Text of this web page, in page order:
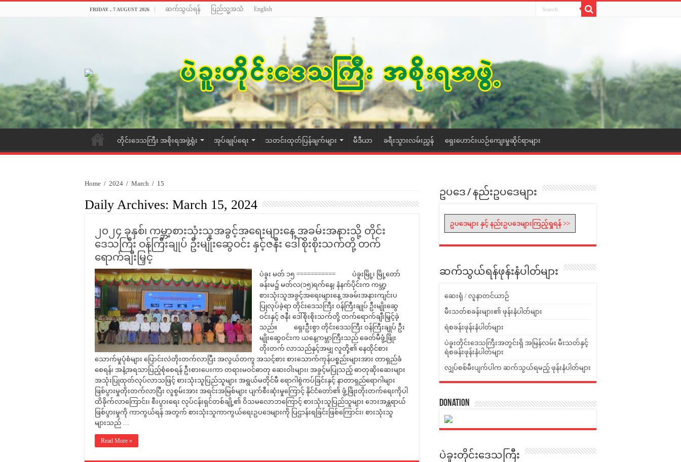
FRIDAY , 7 AUGUST 2026 ဆက်သွယ်ရန် ပြည်သူ့အသံ English
တိုင်းဒေသကြီး အစိုးရအဖွဲ့ရုံး အုပ်ချုပ်ရေး သတင်းထုတ်ပြန်ချက်များ မီဒီယာ ခရီးသွားလမ်းညွှန် ရှေးဟောင်းယဉ်ကျေးမှုဆိုင်ရာများ
Home / 2024 / March / 15
Daily Archives: March 15, 2024
၂၀၂၄ ခုနှစ်၊ ကမ္ဘာ့စားသုံးသူအခွင့်အရေးများနေ့ အခမ်းအနားသို့ တိုင်း
ဒေသကြီး ဝန်ကြီးချုပ် ဦးမျိုးဆွေဝင်း နှင့်ဇနီး ဒေါ်စိုးစိုးသက်တို့ တက်
ရောက်ချီးမြှင့်
ပဲခူး မတ် ၁၅ =========== ပဲခူးမြို့၊ မြို့တော်
ခန်းမ၌ မတ်လ(၁၅)ရက်နေ့၊ နံနက်ပိုင်းက ကမ္ဘာ့
စားသုံးသူအခွင့်အရေးများနေ့ အခမ်းအနားကျင်းပ
ပြုလုပ်ခဲ့ရာ တိုင်းဒေသကြီး ဝန်ကြီးချုပ် ဦးမျိုးဆွေ
ဝင်းနှင့် ဇနီး ဒေါ်စိုးစိုးသက်တို့ တက်ရောက်ချီးမြှင့်ခဲ့
သည်။ ရှေးဦးစွာ တိုင်းဒေသကြီး ဝန်ကြီးချုပ် ဦး
မျိုးဆွေဝင်းက ယနေ့ကမ္ဘာကြီးသည် ခေတ်မီဖွံ့ဖြိုး
တိုးတက် လာသည်နှင့်အမျှ လူတို့၏ နေထိုင်စား
သောက်မှုပုံစံများ ပြောင်းလဲတိုးတက်လာပြီး အလွယ်တကူ အသင့်စား စားသောက်ကုန်ပစ္စည်းများအား တာရှည်ခံ
စေရန်၊ အနံ့အရသာပြည့်စုံစေရန် ဦးစားပေးကာ တရားမဝင်ဓာတု ဆေးဝါးများ၊ အခွင့်မပြုသည့် ဓာတုဆိုးဆေးများ
အသုံးပြုထုတ်လုပ်လာသဖြင့် စားသုံးသူပြည်သူများ အရွယ်မတိုင်မီ ရောဂါစွဲကပ်ခြင်းနှင့် နာတာရှည်ရောဂါများ
ဖြစ်ပွားမှုတိုးတက်လာပြီး လူစွမ်းအား အရင်းအမြစ်များ ပျက်စီးဆုံးမှုကြောင့် နိုင်ငံတော်၏ ဖွံ့ဖြိုးတိုးတက်ရေးကိုပါ
ထိခိုက်လာကြောင်း၊ စီးပွားရေး လုပ်ငန်းရှင်တစ်ချို့၏ ဝိသမလောဘကြောင့် စားသုံးသူပြည်သူများ ဘေးအန္တရာယ်
ဖြစ်ပွားမှုကို ကာကွယ်ရန် အတွက် စားသုံးသူကာကွယ်ရေးဥပဒေများကို ပြဌာန်းရခြင်းဖြစ်ကြောင်း၊ စားသုံးသူ
များသည် …
Read More »
ဥပဒေ / နည်းဥပဒေများ
ဥပဒေများ နှင့် နည်းဥပဒေများကြည့်ရှုရန် >>
ဆက်သွယ်ရန်ဖုန်းနံပါတ်များ
ဆေးရုံ / လူနာတင်ယာဉ်
မီးသတ်စခန်းများ၏ ဖုန်းနံပါတ်များ
ရဲစခန်းဖုန်းနံပါတ်များ
ပဲခူးတိုင်းဒေသကြီးအတွင်းရှိ အမြန်လမ်း မီးသတ်နှင့်
ရဲစခန်းဖုန်းနံပါတ်များ
လျှပ်စစ်မီးပျက်ပါက ဆက်သွယ်ရမည့် ဖုန်းနံပါတ်များ
Donation
ပဲခူးတိုင်းဒေသကြီး